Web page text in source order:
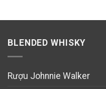
BLENDED WHISKY
Rượu Johnnie Walker